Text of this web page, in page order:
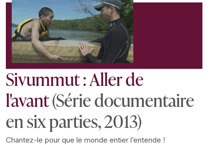
Sivummut : Aller de
l'avant(Série documentaire
en six parties, 2013)
Chantez-le pour que le monde entier l’entende !